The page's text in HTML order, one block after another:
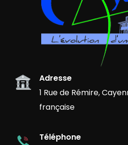
Adresse
1 Rue de Rémire,
française
Téléphone